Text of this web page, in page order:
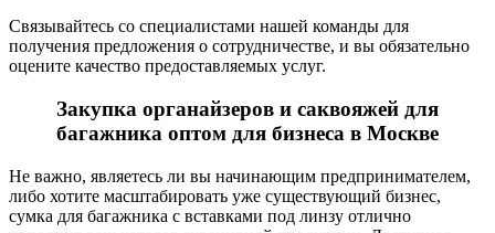
Связывайтесь со специалистами нашей команды для
получения предложения о сотрудничестве, и вы обязательно
оцените качество предоставляемых услуг.
Закупка органайзеров и саквояжей для
багажника оптом для бизнеса в Москве
Не важно, являетесь ли вы начинающим предпринимателем,
либо хотите масштабировать уже существующий бизнес,
сумка для багажника с вставками под линзу отлично